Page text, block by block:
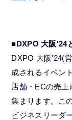
■DXPO 大阪'24
DXPO 大阪'24(
成されるイベン
店舗・ECの売
集まります。こ
ビジネスリーダ